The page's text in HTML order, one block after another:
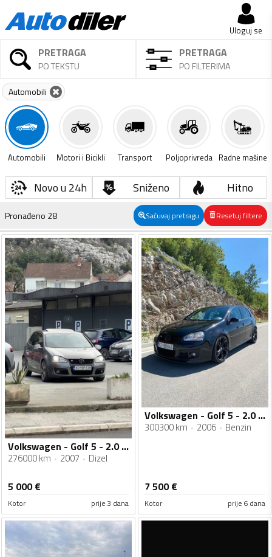
Uloguj se
PRETRAGA
PO TEKSTU
PRETRAGA
PO FILTERIMA
Automobili
Automobili Motori i Bicikli Transport Poljoprivreda Radne mašine
Novo u 24h Sniženo Hitno
Pronađeno 28 Sačuvaj pretragu Resetuj filtere
Volkswagen - Golf 5 - 2.0 TDI
276000 km 2007 Dizel
5 000€
Kotor prije 3 dana
Volkswagen - Golf 5 - 2.0 GTI
300300 km 2006 Benzin
7 500€
Kotor prije 6 dana